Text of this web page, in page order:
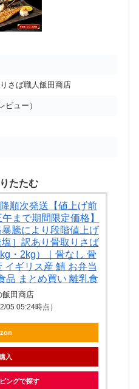
りさば職人飯田商店
ビュー）
たたむ
順次発送【値上げ前
まで期間限定価格】
騰により段階値上げ
］訳あり骨取りさば
・2kg）｜骨なし 骨
イギリス産 鯖 お弁当
品 まとめ買い 離乳食
飯田商店
05 05:24時点）
入
ングで探す